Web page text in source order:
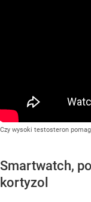
Czy wysoki testosteron
Smartwatch,
kortyzol